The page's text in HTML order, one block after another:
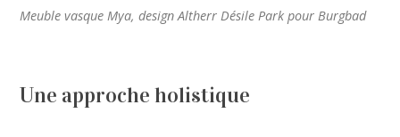
Meuble vasque Mya, design Altherr Désile Park pour Burgbad
Une approche holistique